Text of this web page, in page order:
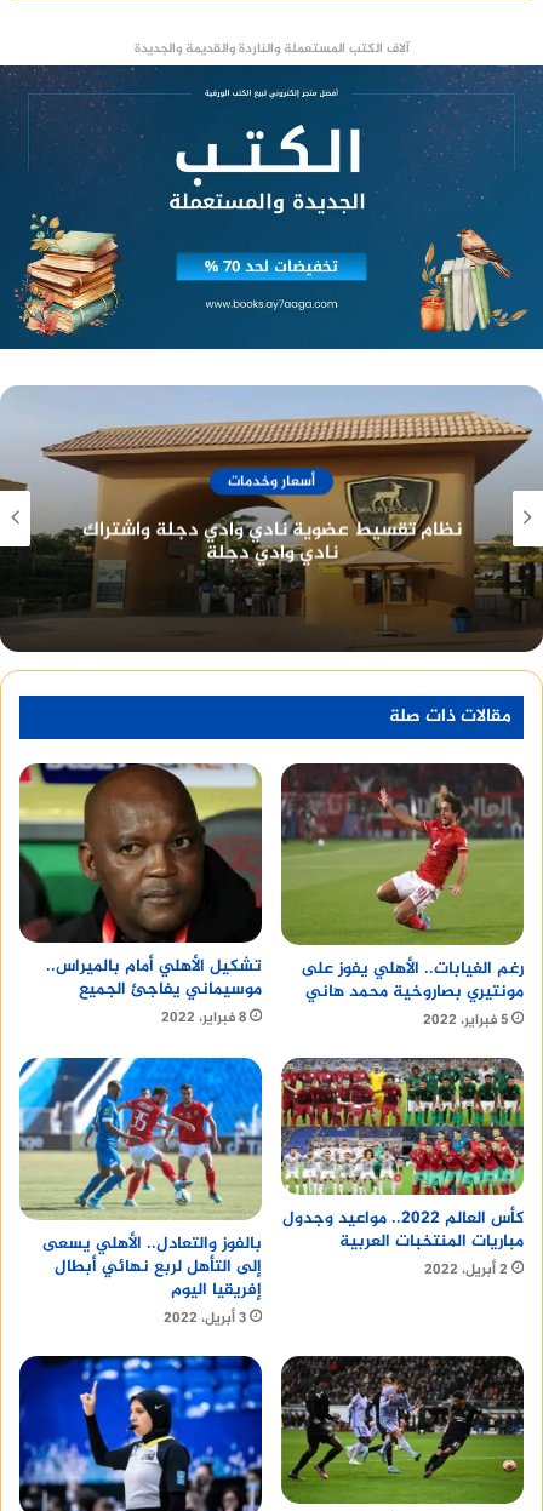
آلاف الكتب المستعملة والناردة والقديمة والجديدة
أسعار وخدمات
نادي الصيد المصري تاريخ طويل وعراقة في خدمة
أعضائه
مقالات ذات صلة
رغم الغيابات.. الأهلي يفوز على
مونتيري بصاروخية محمد هاني
5 فبراير، 2022
تشكيل الأهلي أمام بالميراس..
موسيماني يفاجئ الجميع
8 فبراير، 2022
كأس العالم 2022.. مواعيد وجدول
مباريات المنتخبات العربية
2 أبريل، 2022
بالفوز والتعادل.. الأهلي يسعى
إلى التأهل لربع نهائي أبطال
إفريقيا اليوم
3 أبريل، 2022